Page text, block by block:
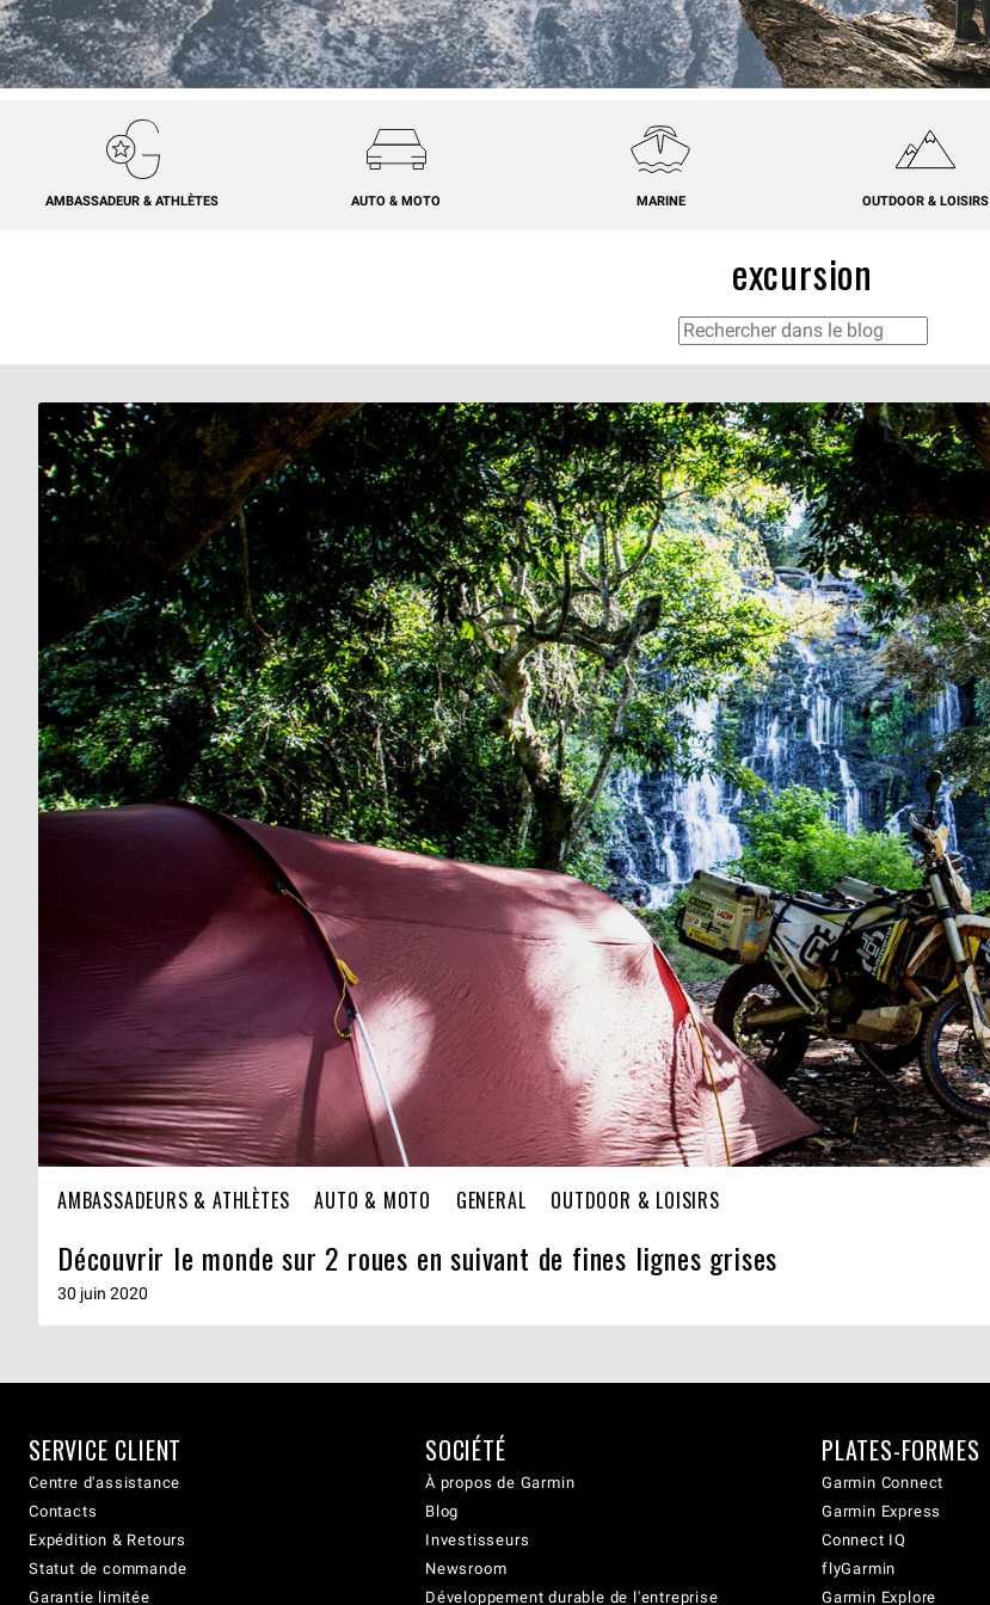
AMBASSADEUR & ATHLÈTES AUTO & MOTO MARINE OUTDOOR & LOISIRS
excursion
AMBASSADEURS & ATHLÈTES AUTO & MOTO GENERAL OUTDOOR & LOISIRS
Découvrir le monde sur 2 roues en suivant de fines lignes grises
30 juin 2020
SERVICE CLIENT
Centre d'assistance
Contacts
Expédition & Retours
Statut de commande
Garantie limitée
SOCIÉTÉ
À propos de Garmin
Blog
Investisseurs
Newsroom
Développement durable de l'entreprise
PLATES-FORMES
Garmin Connect
Garmin Express
Connect IQ
flyGarmin
Garmin Explore